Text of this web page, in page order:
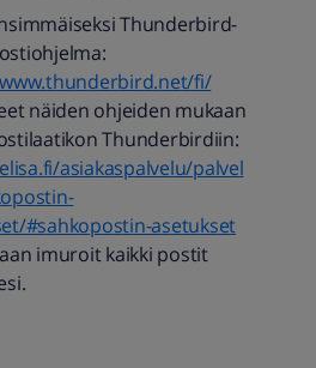
Thunderbird-
fi/
näiden ohjeiden mukaan
Thunderbirdiin:
asiakaspalvelu/palvel
#sahkopostin-asetukset
imuroit kaikki postit